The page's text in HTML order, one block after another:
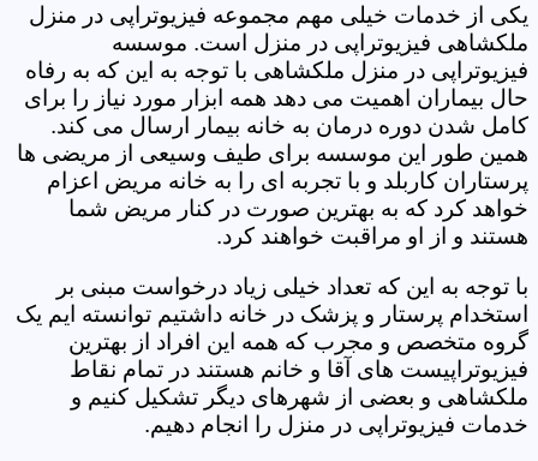
یکی از خدمات خیلی مهم مجموعه فیزیوتراپی در منزل
ملکشاهی فیزیوتراپی در منزل است. موسسه
فیزیوتراپی در منزل ملکشاهی با توجه به این که به رفاه
حال بیماران اهمیت می دهد همه ابزار مورد نیاز را برای
کامل شدن دوره درمان به خانه بیمار ارسال می کند.
همین طور این موسسه برای طیف وسیعی از مریضی ها
پرستاران کاربلد و با تجربه ای را به خانه مریض اعزام
خواهد کرد که به بهترین صورت در کنار مریض شما
هستند و از او مراقبت خواهند کرد.
با توجه به این که تعداد خیلی زیاد درخواست مبنی بر
استخدام پرستار و پزشک در خانه داشتیم توانسته ایم یک
گروه متخصص و مجرب که همه این افراد از بهترین
فیزیوتراپیست های آقا و خانم هستند در تمام نقاط
ملکشاهی و بعضی از شهرهای دیگر تشکیل کنیم و
خدمات فیزیوتراپی در منزل را انجام دهیم.